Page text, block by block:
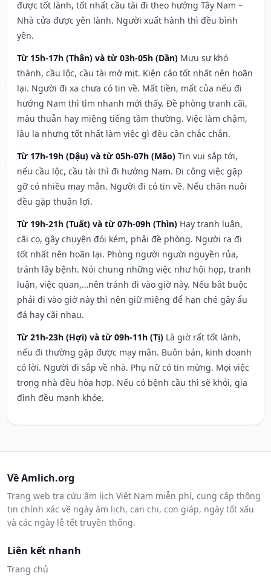
được tốt lành, tốt nhất cầu tài đi theo hướng Tây Nam –
Nhà cửa được yên lành. Người xuất hành thì đều bình
yên.
Từ 15h-17h (Thân) và từ 03h-05h (Dần) Mưu sự khó
thành, cầu lộc, cầu tài mờ mịt. Kiện cáo tốt nhất nên hoãn
lại. Người đi xa chưa có tin về. Mất tiền, mất của nếu đi
hướng Nam thì tìm nhanh mới thấy. Đề phòng tranh cãi,
mâu thuẫn hay miệng tiếng tầm thường. Việc làm chậm,
lâu la nhưng tốt nhất làm việc gì đều cần chắc chắn.
Từ 17h-19h (Dậu) và từ 05h-07h (Mão) Tin vui sắp tới,
nếu cầu lộc, cầu tài thì đi hướng Nam. Đi công việc gặp
gỡ có nhiều may mắn. Người đi có tin về. Nếu chăn nuôi
đều gặp thuận lợi.
Từ 19h-21h (Tuất) và từ 07h-09h (Thìn) Hay tranh luận,
cãi cọ, gây chuyện đói kém, phải đề phòng. Người ra đi
tốt nhất nên hoãn lại. Phòng người người nguyền rủa,
tránh lây bệnh. Nói chung những việc như hội họp, tranh
luận, việc quan,…nên tránh đi vào giờ này. Nếu bắt buộc
phải đi vào giờ này thì nên giữ miệng để hạn ché gây ẩu
đả hay cãi nhau.
Từ 21h-23h (Hợi) và từ 09h-11h (Tị) Là giờ rất tốt lành,
nếu đi thường gặp được may mắn. Buôn bán, kinh doanh
có lời. Người đi sắp về nhà. Phụ nữ có tin mừng. Mọi việc
trong nhà đều hòa hợp. Nếu có bệnh cầu thì sẽ khỏi, gia
đình đều mạnh khỏe.
Về Amlich.org
Trang web tra cứu âm lịch Việt Nam miễn phí, cung cấp thông
tin chính xác về ngày âm lịch, can chi, con giáp, ngày tốt xấu
và các ngày lễ tết truyền thống.
Liên kết nhanh
Trang chủ